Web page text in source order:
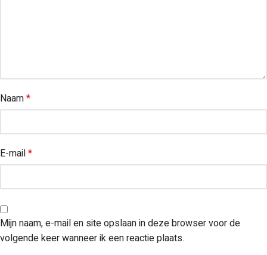
Naam*
E-mail*
Mijn naam, e-mail en site opslaan in deze browser voor de
volgende keer wanneer ik een reactie plaats.